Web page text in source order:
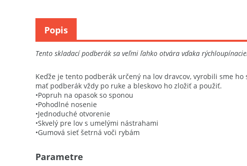
Tento skladací podberák sa veľmi ľahko otvára vďaka
Keďže je tento podberák určený na lov dravcov, vyrobili sme
mať podberák vždy po ruke a bleskovo ho zložiť a použiť.
•Popruh na opasok so sponou
•Pohodlné nosenie
•Jednoduché otvorenie
•Skvelý pre lov s umelými nástrahami
•Gumová sieť šetrná voči rybám
Parametre
Popis